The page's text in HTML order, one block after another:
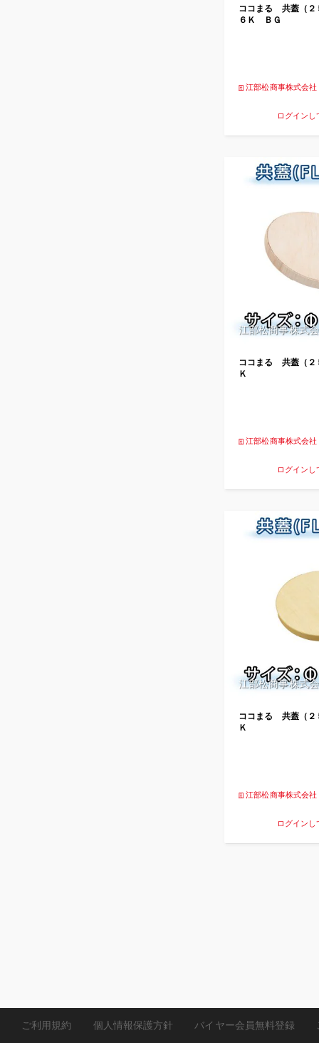
ココまる 共蓋（２
６Ｋ ＢＧ
江部松商事株式会社
ログイン
江部松商事株式
ココまる 共蓋（２
Ｋ
江部松商事株式会社
ログイン
江部松商事株式
ココまる 共蓋（２
Ｋ
江部松商事株式会社
ログイン
ご利用規約 個人情報保護方針 バイヤー会員無料登録